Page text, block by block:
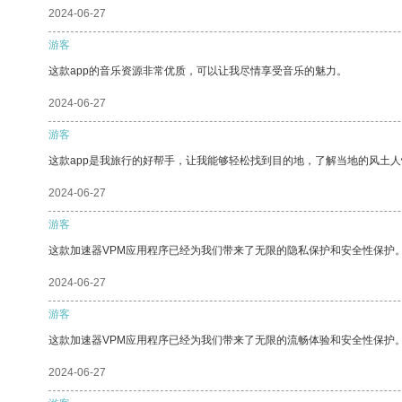
2024-06-27
游客
这款app的音乐资源非常优质，可以让我尽情享受音乐的魅力。
2024-06-27
游客
这款app是我旅行的好帮手，让我能够轻松找到目的地，了解当地的风土人
2024-06-27
游客
这款加速器VPM应用程序已经为我们带来了无限的隐私保护和安全性保护。
2024-06-27
游客
这款加速器VPM应用程序已经为我们带来了无限的流畅体验和安全性保护。
2024-06-27